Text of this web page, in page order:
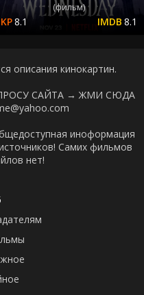
(фильм)
8.1 8.1
описания кинокартин.
САЙТА → ЖМИ СЮДА
иноформация
Самих фильмов
нет!